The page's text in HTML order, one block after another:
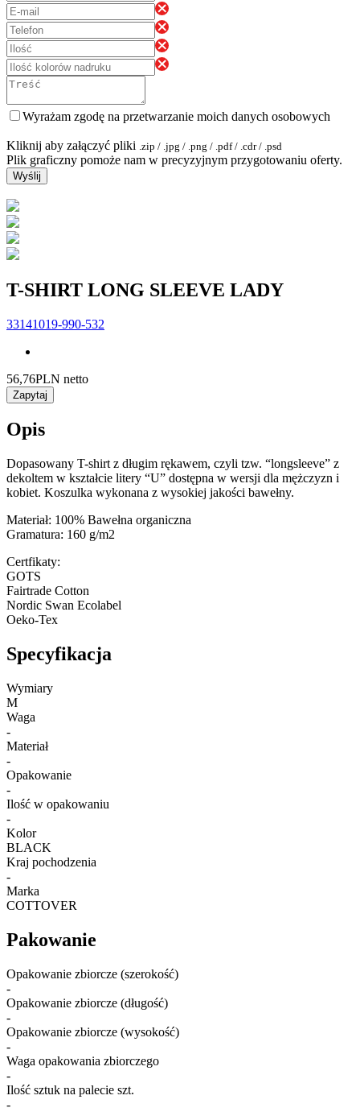
Wyrażam zgodę na przetwarzanie moich danych osobowych
Kliknij aby załączyć pliki .zip / .jpg / .png / .pdf / .cdr / .psd
Plik graficzny pomoże nam w precyzyjnym przygotowaniu oferty.
Wyślij
T-SHIRT LONG SLEEVE LADY
33141019-990-532
56,76PLN netto
Zapytaj
Opis
Dopasowany T-shirt z długim rękawem, czyli tzw. “longsleeve” z
dekoltem w kształcie litery “U” dostępna w wersji dla mężczyzn i
kobiet. Koszulka wykonana z wysokiej jakości bawełny.
Materiał: 100% Bawełna organiczna
Gramatura: 160 g/m2
Certfikaty:
GOTS
Fairtrade Cotton
Nordic Swan Ecolabel
Oeko-Tex
Specyfikacja
Wymiary
M
Waga
-
Materiał
-
Opakowanie
-
Ilość w opakowaniu
-
Kolor
BLACK
Kraj pochodzenia
-
Marka
COTTOVER
Pakowanie
Opakowanie zbiorcze (szerokość)
-
Opakowanie zbiorcze (długość)
-
Opakowanie zbiorcze (wysokość)
-
Waga opakowania zbiorczego
-
Ilość sztuk na palecie szt.
-